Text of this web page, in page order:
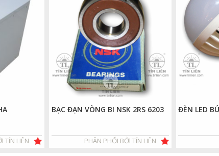
TÍN LIÊN
BẠC ĐẠN VÒNG BI NSK 2RS 6203
PHÂN PHỐI BỞI TÍN LIÊN
ĐÈN LED